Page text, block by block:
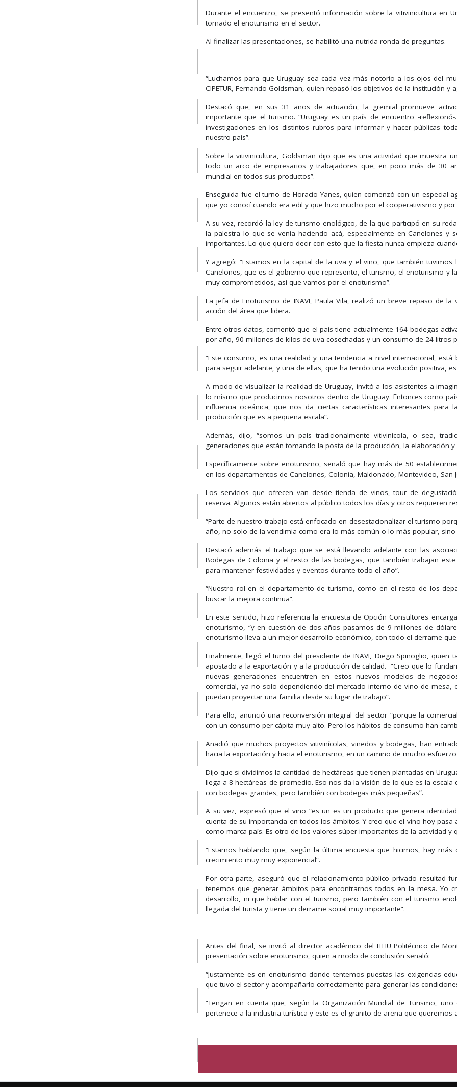
Durante el encuentro, se presentó información sobre la vitivinicultura en
tomado el enoturismo en el sector.
Al finalizar las presentaciones, se habilitó una nutrida ronda de preguntas.
“Luchamos para que Uruguay sea cada vez más notorio a los ojos del
CIPETUR, Fernando Goldsman, quien repasó los objetivos de la institución y
Destacó que, en sus 31 años de actuación, la gremial promueve
importante que el turismo. “Uruguay es un país de encuentro -
investigaciones en los distintos rubros para informar y hacer públicas
nuestro país”.
Sobre la vitivinicultura, Goldsman dijo que es una actividad que muestra
todo un arco de empresarios y trabajadores que, en poco más de 30
mundial en todos sus productos”.
Enseguida fue el turno de Horacio Yanes, quien comenzó con un especial
que yo conocí cuando era edil y que hizo mucho por el cooperativismo y por
A su vez, recordó la ley de turismo enológico, de la que participó en su
la palestra lo que se venía haciendo acá, especialmente en Canelones y
importantes. Lo que quiero decir con esto que la fiesta nunca empieza
Y agregó: “Estamos en la capital de la uva y el vino, que también
Canelones, que es el gobierno que represento, el turismo, el enoturismo y
muy comprometidos, así que vamos por el enoturismo”.
La jefa de Enoturismo de INAVI, Paula Vila, realizó un breve repaso de
acción del área que lidera.
Entre otros datos, comentó que el país tiene actualmente 164 bodegas
por año, 90 millones de kilos de uva cosechadas y un consumo de 24 litros
“Este consumo, es una realidad y una tendencia a nivel internacional,
para seguir adelante, y una de ellas, que ha tenido una evolución positiva,
A modo de visualizar la realidad de Uruguay, invitó a los asistentes a
lo mismo que producimos nosotros dentro de Uruguay. Entonces como
influencia oceánica, que nos da ciertas características interesantes
producción que es a pequeña escala”.
Además, dijo, “somos un país tradicionalmente vitivinícola, o sea,
generaciones que están tomando la posta de la producción, la elaboración y
Específicamente sobre enoturismo, señaló que hay más de 50
en los departamentos de Canelones, Colonia, Maldonado, Montevideo, San
Los servicios que ofrecen van desde tienda de vinos, tour de
reserva. Algunos están abiertos al público todos los días y otros requieren
“Parte de nuestro trabajo está enfocado en desestacionalizar el turismo
año, no solo de la vendimia como era lo más común o lo más popular, sino
Destacó además el trabajo que se está llevando adelante con las
Bodegas de Colonia y el resto de las bodegas, que también trabajan
para mantener festividades y eventos durante todo el año”.
“Nuestro rol en el departamento de turismo, como en el resto de los
buscar la mejora continua”.
En este sentido, hizo referencia la encuesta de Opción Consultores
enoturismo, “y en cuestión de dos años pasamos de 9 millones de
enoturismo lleva a un mejor desarrollo económico, con todo el derrame
Finalmente, llegó el turno del presidente de INAVI, Diego Spinoglio, quien
apostado a la exportación y a la producción de calidad. “Creo que lo
nuevas generaciones encuentren en estos nuevos modelos de
comercial, ya no solo dependiendo del mercado interno de vino de
puedan proyectar una familia desde su lugar de trabajo”.
Para ello, anunció una reconversión integral del sector “porque la
con un consumo per cápita muy alto. Pero los hábitos de consumo han
Añadió que muchos proyectos vitivinícolas, viñedos y bodegas, han
hacia la exportación y hacia el enoturismo, en un camino de mucho
Dijo que si dividimos la cantidad de hectáreas que tienen plantadas en
llega a 8 hectáreas de promedio. Eso nos da la visión de lo que es la
con bodegas grandes, pero también con bodegas más pequeñas”.
A su vez, expresó que el vino “es un es un producto que genera
cuenta de su importancia en todos los ámbitos. Y creo que el vino hoy
como marca país. Es otro de los valores súper importantes de la actividad
“Estamos hablando que, según la última encuesta que hicimos, hay
crecimiento muy muy exponencial”.
Por otra parte, aseguró que el relacionamiento público privado resultad
tenemos que generar ámbitos para encontrarnos todos en la mesa. Yo
desarrollo, ni que hablar con el turismo, pero también con el turismo
llegada del turista y tiene un derrame social muy importante”.
Antes del final, se invitó al director académico del ITHU Politécnico de
presentación sobre enoturismo, quien a modo de conclusión señaló:
“Justamente es en enoturismo donde tentemos puestas las exigencias
que tuvo el sector y acompañarlo correctamente para generar las
“Tengan en cuenta que, según la Organización Mundial de Turismo,
pertenece a la industria turística y este es el granito de arena que queremos